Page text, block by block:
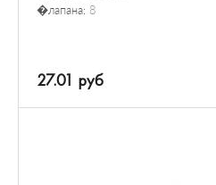
�лапана: 8
27.01 руб